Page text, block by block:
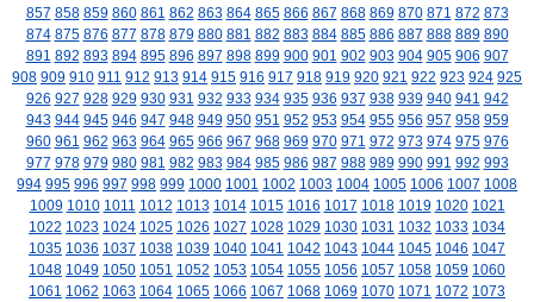
857 858 859 860 861 862 863 864 865 866 867 868 869 870 871 872 873
874 875 876 877 878 879 880 881 882 883 884 885 886 887 888 889 890
891 892 893 894 895 896 897 898 899 900 901 902 903 904 905 906 907
908 909 910 911 912 913 914 915 916 917 918 919 920 921 922 923 924 925
926 927 928 929 930 931 932 933 934 935 936 937 938 939 940 941 942
943 944 945 946 947 948 949 950 951 952 953 954 955 956 957 958 959
960 961 962 963 964 965 966 967 968 969 970 971 972 973 974 975 976
977 978 979 980 981 982 983 984 985 986 987 988 989 990 991 992 993
994 995 996 997 998 999 1000 1001 1002 1003 1004 1005 1006 1007 1008
1009 1010 1011 1012 1013 1014 1015 1016 1017 1018 1019 1020 1021
1022 1023 1024 1025 1026 1027 1028 1029 1030 1031 1032 1033 1034
1035 1036 1037 1038 1039 1040 1041 1042 1043 1044 1045 1046 1047
1048 1049 1050 1051 1052 1053 1054 1055 1056 1057 1058 1059 1060
1061 1062 1063 1064 1065 1066 1067 1068 1069 1070 1071 1072 1073